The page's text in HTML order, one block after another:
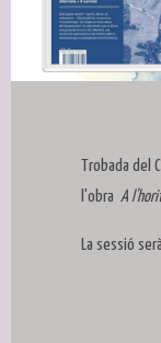
Trobada del
l'obra A
La sessió